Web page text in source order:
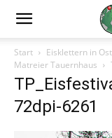
Start
Eisklettern in
Matreier Tauernhaus
72dpi-6261